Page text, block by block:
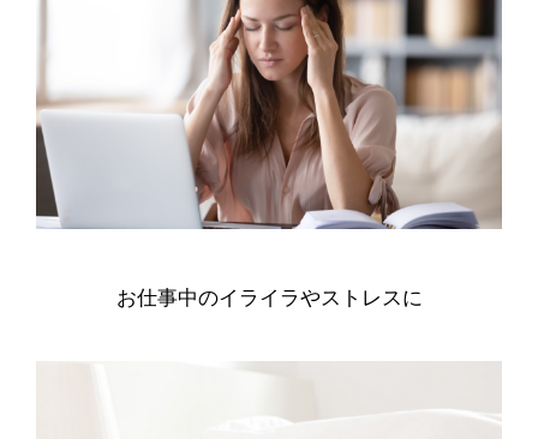
お仕事中のイライラやストレスに